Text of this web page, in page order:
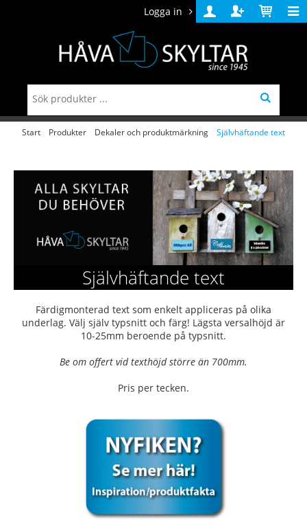
Logga in
Logga
in
Skapa
konto
Varukorg
Start Produkter Dekaler och produktmärkning Självhäftande text
Självhäftande text
Färdigmonterad text som enkelt appliceras på olika
underlag. Välj själv typsnitt och färg! Lägsta versalhöjd är
10-25mm beroende på typsnitt.
Be om offert vid texthöjd större än 700mm.
Pris per tecken.